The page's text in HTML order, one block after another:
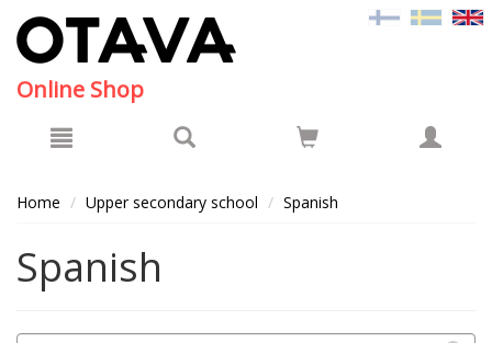
Online Shop
Home Upper secondary school Spanish
Spanish